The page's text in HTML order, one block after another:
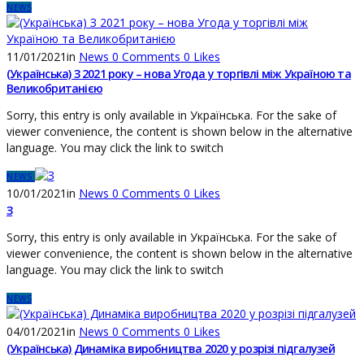
NEWS
11/01/2021in News 0 Comments 0 Likes
(Українська) З 2021 року – нова Угода у торгівлі між Україною та
Великобританією
Sorry, this entry is only available in Українська. For the sake of
viewer convenience, the content is shown below in the alternative
language. You may click the link to switch
NEWS
10/01/2021in News 0 Comments 0 Likes
З
Sorry, this entry is only available in Українська. For the sake of
viewer convenience, the content is shown below in the alternative
language. You may click the link to switch
NEWS
04/01/2021in News 0 Comments 0 Likes
(Українська) Динаміка виробництва 2020 у розрізі підгалузей